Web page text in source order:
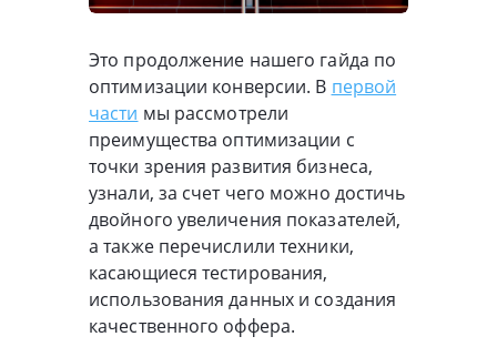
Это продолжение нашего гайда по
оптимизации конверсии. В первой
части мы рассмотрели
преимущества оптимизации с
точки зрения развития бизнеса,
узнали, за счет чего можно достичь
двойного увеличения показателей,
а также перечислили техники,
касающиеся тестирования,
использования данных и создания
качественного оффера.